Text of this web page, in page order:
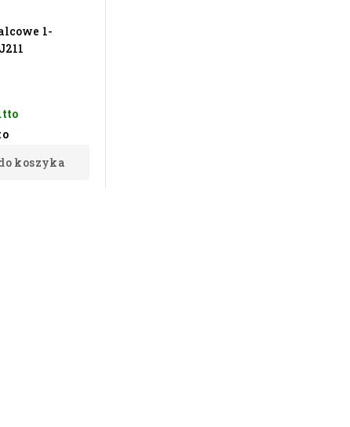
1-
koszyka